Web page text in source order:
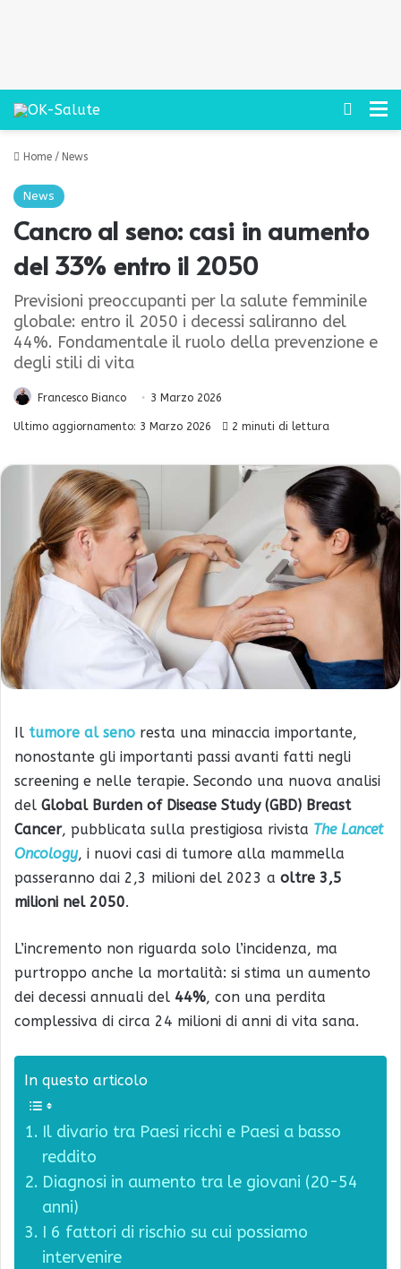
Cerca
Home / News
News
Cancro al seno: casi in aumento
del 33% entro il 2050
Previsioni preoccupanti per la salute femminile
globale: entro il 2050 i decessi saliranno del
44%. Fondamentale il ruolo della prevenzione e
degli stili di vita
Francesco Bianco 3 Marzo 2026
Ultimo aggiornamento: 3 Marzo 2026 2 minuti di lettura
Il tumore al seno resta una minaccia importante,
nonostante gli importanti passi avanti fatti negli
screening e nelle terapie. Secondo una nuova analisi
del Global Burden of Disease Study (GBD) Breast
Cancer, pubblicata sulla prestigiosa rivista The Lancet
Oncology, i nuovi casi di tumore alla mammella
passeranno dai 2,3 milioni del 2023 a oltre 3,5
milioni nel 2050.
L’incremento non riguarda solo l’incidenza, ma
purtroppo anche la mortalità: si stima un aumento
dei decessi annuali del 44%, con una perdita
complessiva di circa 24 milioni di anni di vita sana.
In questo articolo
Il divario tra Paesi ricchi e Paesi a basso
reddito
Diagnosi in aumento tra le giovani (20-54
anni)
I 6 fattori di rischio su cui possiamo
intervenire